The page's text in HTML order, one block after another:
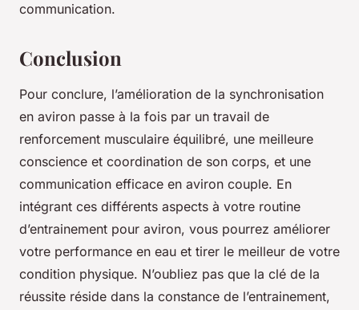
communication.
Conclusion
Pour conclure, l’amélioration de la synchronisation
en aviron passe à la fois par un travail de
renforcement musculaire équilibré, une meilleure
conscience et coordination de son corps, et une
communication efficace en aviron couple. En
intégrant ces différents aspects à votre routine
d’entrainement pour aviron, vous pourrez améliorer
votre performance en eau et tirer le meilleur de votre
condition physique. N’oubliez pas que la clé de la
réussite réside dans la constance de l’entrainement,